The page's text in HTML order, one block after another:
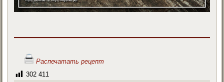
Распечатать рецепт
302 411